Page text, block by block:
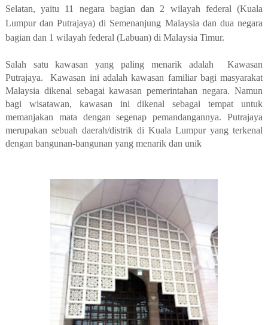
Selatan, yaitu 11 negara bagian dan 2 wilayah federal (Kuala
Lumpur dan Putrajaya) di Semenanjung Malaysia dan dua negara
bagian dan 1 wilayah federal (Labuan) di Malaysia Timur.
Salah satu kawasan yang paling menarik adalah
Kawasan
Putrajaya.
Kawasan ini adalah kawasan familiar bagi masyarakat
Malaysia dikenal sebagai kawasan pemerintahan negara. Namun
bagi wisatawan, kawasan ini dikenal sebagai tempat untuk
memanjakan mata dengan segenap pemandangannya.Putrajaya
merupakan sebuah daerah/distrik di Kuala Lumpur yang terkenal
dengan bangunan-bangunan yang menarik dan unik